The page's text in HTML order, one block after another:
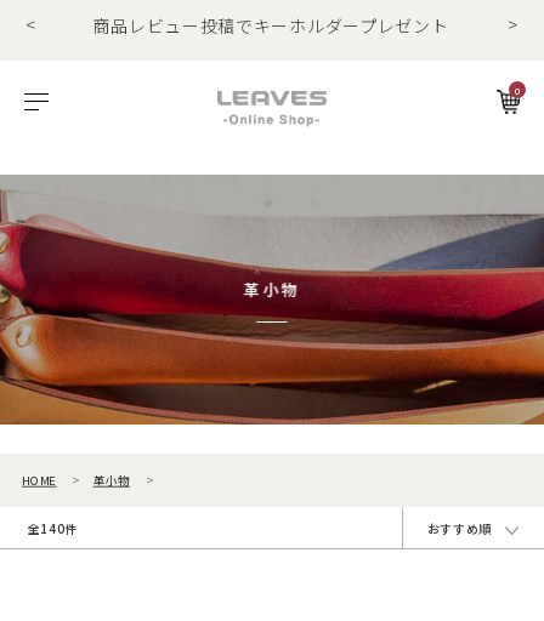
<
商品レビュー投稿でキーホルダープレゼント
商品レビュー投稿でキーホルダープレゼント
>
0
革小物
HOME 革小物
全140件 おすすめ順
ビジネスバッグ ショルダーバッグ
ダレスバッグ
ショルダーバッグ
長財布 折財布
長財布
折財布
ビゾンテレザー
ゼナックレザー
フラットシュリンクレザー
プリズムレザー
シュリンクレザー
パスケース キーケース
名刺入れ
キーケース
ご利用ガイド
ギフト
特集
Foglia工房の革紹介。Vol.1
レザー１